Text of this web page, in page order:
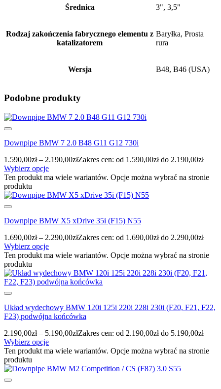
Średnica 3", 3,5"
Rodzaj zakończenia fabrycznego elementu z
katalizatorem
Baryłka, Prosta
rura
Wersja B48, B46 (USA)
Podobne produkty
Downpipe BMW 7 2.0 B48 G11 G12 730i
1.590,00zł – 2.190,00złZakres cen: od 1.590,00zł do 2.190,00zł
Wybierz opcje
Ten produkt ma wiele wariantów. Opcje można wybrać na stronie
produktu
Downpipe BMW X5 xDrive 35i (F15) N55
1.690,00zł – 2.290,00złZakres cen: od 1.690,00zł do 2.290,00zł
Wybierz opcje
Ten produkt ma wiele wariantów. Opcje można wybrać na stronie
produktu
Układ wydechowy BMW 120i 125i 220i 228i 230i (F20, F21, F22,
F23) podwójna końcówka
2.190,00zł – 5.190,00złZakres cen: od 2.190,00zł do 5.190,00zł
Wybierz opcje
Ten produkt ma wiele wariantów. Opcje można wybrać na stronie
produktu